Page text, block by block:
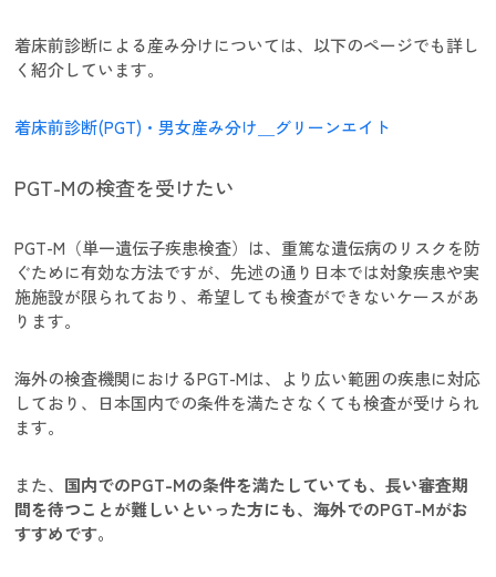
着床前診断による産み分けについては、以下のページでも詳し
く紹介しています。
着床前診断(PGT)・男女産み分け＿グリーンエイト
PGT-Mの検査を受けたい
PGT-M（単一遺伝子疾患検査）は、重篤な遺伝病のリスクを防
ぐために有効な方法ですが、先述の通り日本では対象疾患や実
施施設が限られており、希望しても検査ができないケースがあ
ります。
海外の検査機関におけるPGT-Mは、より広い範囲の疾患に対応
しており、日本国内での条件を満たさなくても検査が受けられ
ます。
また、 国内でのPGT-Mの条件を満たしていても、長い審査期
間を待つことが難しいといった方にも、海外でのPGT-Mがお
すすめです。